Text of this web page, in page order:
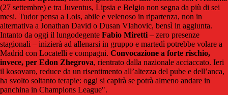
(27 settembre) e tra Juventus, Lipsia e Belgio non segna da più di sei
mesi. Tudor pensa a Lois, abile e velenoso in ripartenza, non in
alternativa a Jonathan David o Dusan Vlahovic, bensì in aggiunta.
Intanto da oggi il lungodegente Fabio Miretti – zero presenze
stagionali – inizierà ad allenarsi in gruppo e martedì potrebbe volare a
Madrid con Locatelli e compagni. Convocazione a forte rischio,
invece, per Edon Zhegrova, rientrato dalla nazionale acciaccato. Ieri
il kosovaro, reduce da un risentimento all’altezza del pube e dell’anca,
ha svolto soltanto terapie: oggi si capirà se potrà almeno andare in
panchina in Champions League".